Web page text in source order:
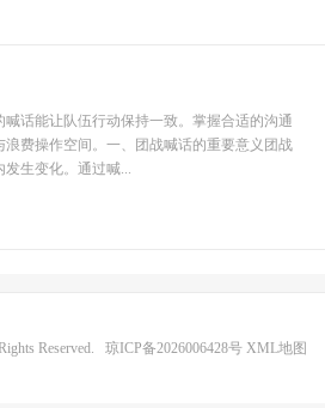
话能让队伍行动保持一致。掌握合适的沟通
费操作空间。一、团战喊话的重要意义团战
生变化。通过喊...
Reserved. 琼ICP备2026006428号 XML地图